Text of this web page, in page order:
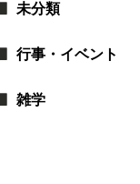
未分類
行事・イベント
雑学